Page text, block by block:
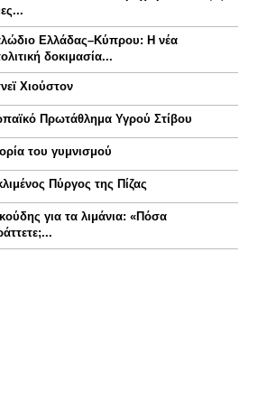
Ελλάδας–Κύπρου: Η νέα
δοκιμασία...
Χιούστον
Πρωτάθλημα Υγρού Στίβου
του γυμνισμoύ
Πύργος της Πίζας
για τα λιμάνια: «Πόσα